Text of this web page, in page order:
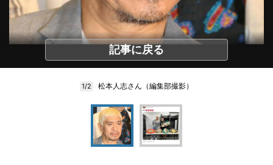
記事に戻る
1/2 松本人志さん（編集部撮影）